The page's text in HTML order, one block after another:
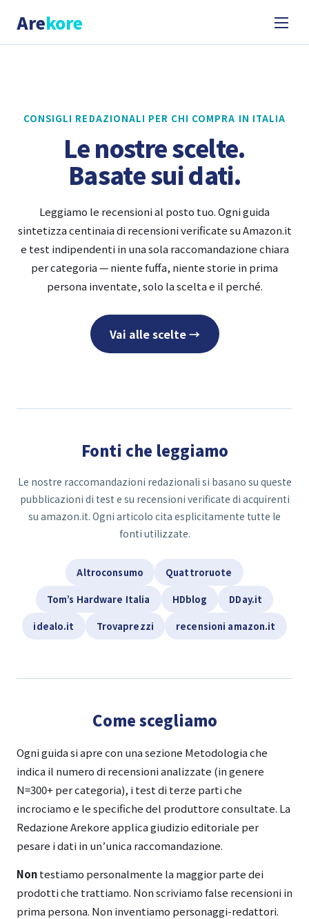
Arekore
CONSIGLI REDAZIONALI PER CHI COMPRA IN ITALIA
Le nostre scelte.
Basate sui dati.
Leggiamo le recensioni al posto tuo. Ogni guida
sintetizza centinaia di recensioni verificate su Amazon.it
e test indipendenti in una sola raccomandazione chiara
per categoria — niente fuffa, niente storie in prima
persona inventate, solo la scelta e il perché.
Vai alle scelte →
Fonti che leggiamo
Le nostre raccomandazioni redazionali si basano su queste
pubblicazioni di test e su recensioni verificate di acquirenti
su amazon.it. Ogni articolo cita esplicitamente tutte le
fonti utilizzate.
Altroconsumo Quattroruote
Tom’s Hardware Italia HDblog DDay.it
idealo.it Trovaprezzi recensioni amazon.it
Come scegliamo
Ogni guida si apre con una sezione Metodologia che
indica il numero di recensioni analizzate (in genere
N=300+ per categoria), i test di terze parti che
incrociamo e le specifiche del produttore consultate. La
Redazione Arekore applica giudizio editoriale per
pesare i dati in un’unica raccomandazione.
Nontestiamo personalmente la maggior parte dei
prodotti che trattiamo. Non scriviamo false recensioni in
prima persona. Non inventiamo personaggi-redattori.